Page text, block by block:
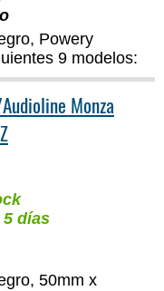
Powery
9 modelos:
Monza
5 días
50mm x